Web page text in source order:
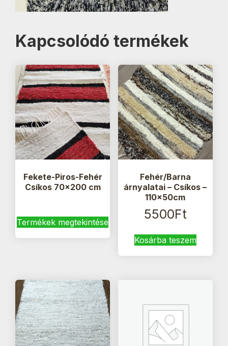
Kapcsolódó termékek
Fekete-Piros-Fehér
Csíkos 70×200 cm
Termékek megtekintése
Fehér/Barna
árnyalatai – Csíkos –
110x50cm
5500Ft
Kosárba teszem